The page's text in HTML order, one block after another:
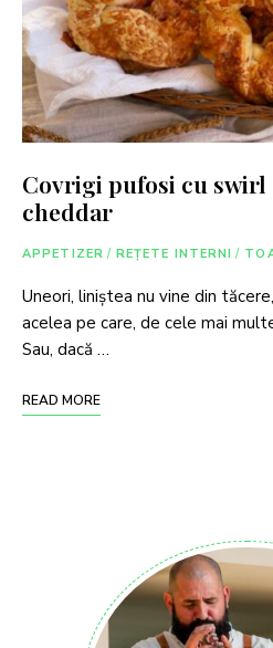
Covrigi pufosi cu swirl
cheddar
APPETIZER / REȚETE INTERNI /
Uneori, liniștea nu vine din
acelea pe care, de cele mai
Sau, dacă …
READ MORE